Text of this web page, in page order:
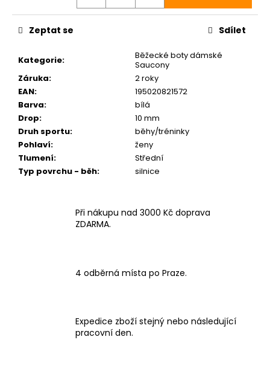
Kategorie:
Běžecké boty dámské
Saucony
Záruka:
2 roky
EAN:
195020821572
Barva:
bílá
Drop:
10 mm
Druh sportu:
běhy/tréninky
Pohlaví:
ženy
Tlumení:
Střední
Typ povrchu - běh: silnice
Zeptat se Sdílet
Při nákupu nad 3000 Kč doprava
ZDARMA.
4 odběrná místa po Praze.
Expedice zboží stejný nebo následující
pracovní den.